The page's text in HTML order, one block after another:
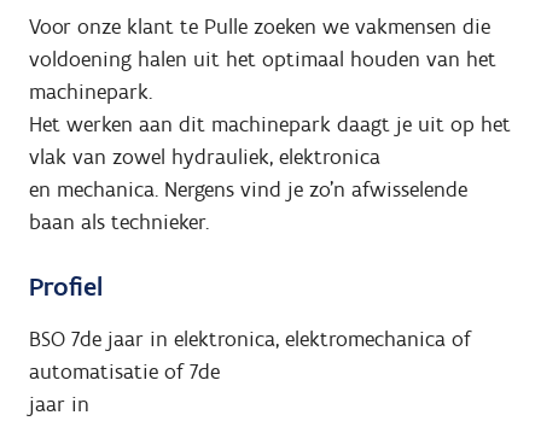
Voor onze klant te Pulle zoeken we vakmensen die
voldoening halen uit het optimaal houden van het
machinepark.
Het werken aan dit machinepark daagt je uit op het
vlak van zowel hydrauliek, elektronica
en mechanica. Nergens vind je zo'n afwisselende
baan als technieker.
Profiel
BSO 7de jaar in elektronica, elektromechanica of
automatisatie of 7de
jaar in